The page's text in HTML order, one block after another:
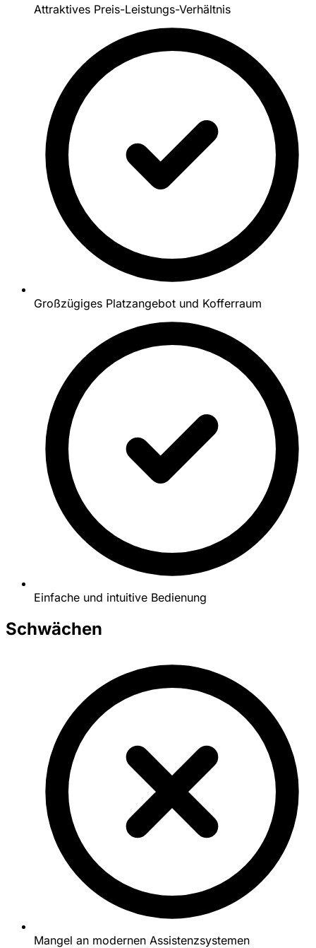
Attraktives Preis-Leistungs-Verhältnis
Großzügiges Platzangebot und Kofferraum
Einfache und intuitive Bedienung
Schwächen
Mangel an modernen Assistenzsystemen